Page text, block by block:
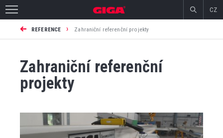
CZ
REFERENCE › Zahraniční referenční projekty
Zahraniční referenční
projekty